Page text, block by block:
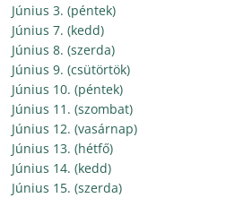
Június 3. (péntek)
Június 7. (kedd)
Június 8. (szerda)
Június 9. (csütörtök)
Június 10. (péntek)
Június 11. (szombat)
Június 12. (vasárnap)
Június 13. (hétfő)
Június 14. (kedd)
Június 15. (szerda)